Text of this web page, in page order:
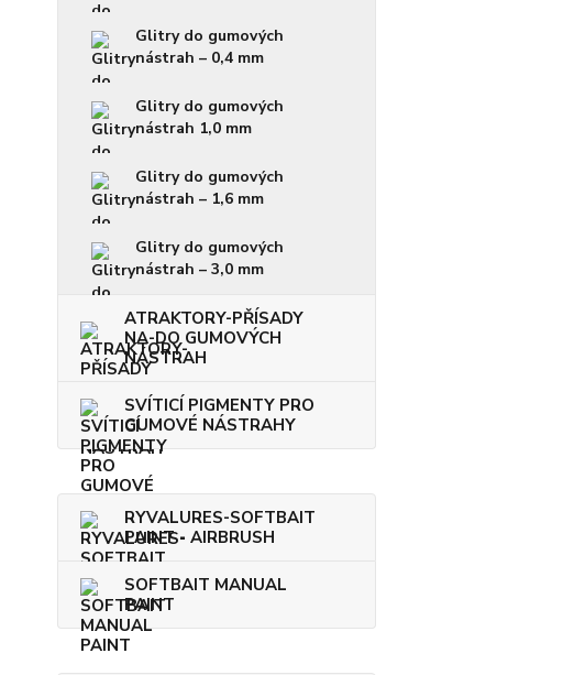
Glitry do gumových
nástrah – 0,4 mm
Glitry do gumových
nástrah 1,0 mm
Glitry do gumových
nástrah – 1,6 mm
Glitry do gumových
nástrah – 3,0 mm
ATRAKTORY-PŘÍSADY
NA-DO GUMOVÝCH
NÁSTRAH
SVÍTICÍ PIGMENTY PRO
GUMOVÉ NÁSTRAHY
RYVALURES-SOFTBAIT
PAINT - AIRBRUSH
SOFTBAIT MANUAL
PAINT